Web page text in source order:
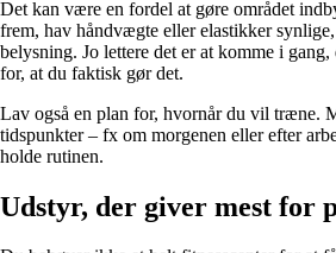
Det kan være en fordel at gøre området
frem, hav håndvægte eller elastikker
belysning. Jo lettere det er at komme i gang,
for, at du faktisk gør det.
Lav også en plan for, hvornår du vil træne.
tidspunkter – fx om morgenen eller efter
holde rutinen.
Udstyr, der giver mest for